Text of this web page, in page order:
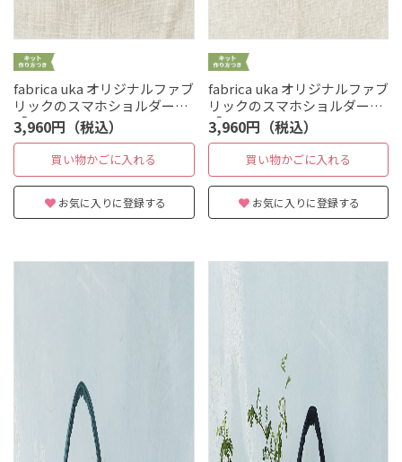
fabrica uka オリジナルファブ
リックのスマホショルダー
「dumpling」
3,960円（税込）
買い物かごに入れる
お気に入りに登録する
fabrica uka オリジナルファブ
リックのスマホショルダー
「little baby」
3,960円（税込）
買い物かごに入れる
お気に入りに登録する